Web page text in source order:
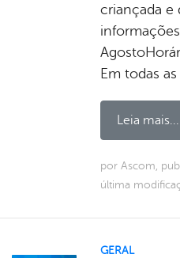
criançada e
Em todas
Leia mais...
por Ascom,
última
GERAL